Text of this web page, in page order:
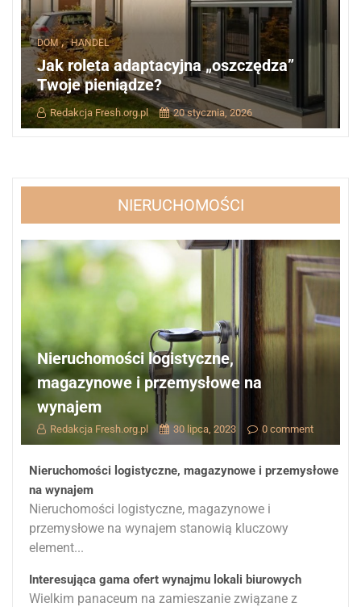
DOM, HANDEL
Jak roleta adaptacyjna „oszczędza”
Twoje pieniądze?
Redakcja Fresh.org.pl 20 stycznia, 2026
NIERUCHOMOŚCI
Nieruchomości logistyczne,
magazynowe i przemysłowe na
wynajem
Redakcja Fresh.org.pl 30 lipca, 2023 0 comment
Nieruchomości logistyczne, magazynowe i przemysłowe
na wynajem
Nieruchomości logistyczne, magazynowe i
przemysłowe na wynajem stanowią kluczowy
element...
Interesująca gama ofert wynajmu lokali biurowych
Wielkim panaceum na zamieszanie związane z